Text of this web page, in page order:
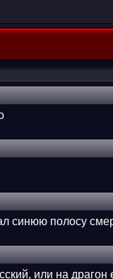
синюю полосу
или на драгон